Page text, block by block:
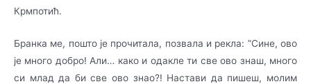
Крмпотић.
Бранка ме, пошто је прочитала, позвала и рекла: ”Сине, ово
је много добро! Али… како и ода­кле ти све ово знаш, много
си млад да би све ово знао?! Настави да пишеш, молим